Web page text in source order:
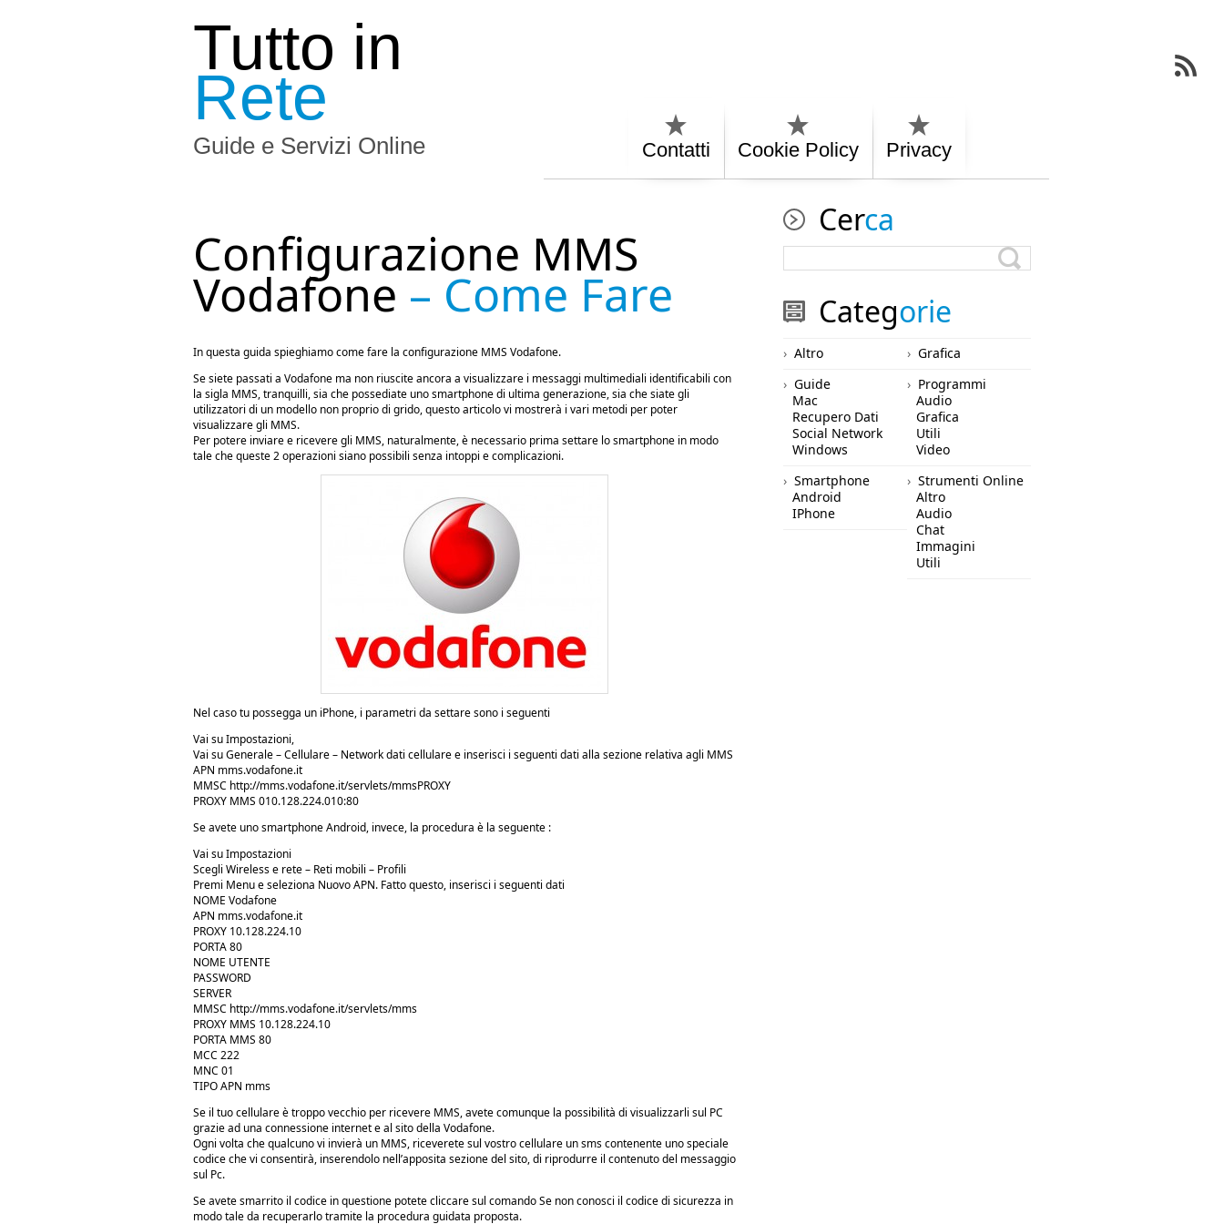
Tutto in
Rete
Guide e Servizi Online Contatti Cookie Policy Privacy
Configurazione MMS
Vodafone – Come Fare
In questa guida spieghiamo come fare la configurazione MMS Vodafone.
Se siete passati a Vodafone ma non riuscite ancora a visualizzare i messaggi multimediali identificabili con
la sigla MMS, tranquilli, sia che possediate uno smartphone di ultima generazione, sia che siate gli
utilizzatori di un modello non proprio di grido, questo articolo vi mostrerà i vari metodi per poter
visualizzare gli MMS.
Per potere inviare e ricevere gli MMS, naturalmente, è necessario prima settare lo smartphone in modo
tale che queste 2 operazioni siano possibili senza intoppi e complicazioni.
Nel caso tu possegga un iPhone, i parametri da settare sono i seguenti
Vai su Impostazioni,
Vai su Generale – Cellulare – Network dati cellulare e inserisci i seguenti dati alla sezione relativa agli MMS
APN mms.vodafone.it
MMSC http://mms.vodafone.it/servlets/mmsPROXY
PROXY MMS 010.128.224.010:80
Se avete uno smartphone Android, invece, la procedura è la seguente :
Vai su Impostazioni
Scegli Wireless e rete – Reti mobili – Profili
Premi Menu e seleziona Nuovo APN. Fatto questo, inserisci i seguenti dati
NOME Vodafone
APN mms.vodafone.it
PROXY 10.128.224.10
PORTA 80
NOME UTENTE
PASSWORD
SERVER
MMSC http://mms.vodafone.it/servlets/mms
PROXY MMS 10.128.224.10
PORTA MMS 80
MCC 222
MNC 01
TIPO APN mms
Se il tuo cellulare è troppo vecchio per ricevere MMS, avete comunque la possibilità di visualizzarli sul PC
grazie ad una connessione internet e al sito della Vodafone.
Ogni volta che qualcuno vi invierà un MMS, riceverete sul vostro cellulare un sms contenente uno speciale
codice che vi consentirà, inserendolo nell’apposita sezione del sito, di riprodurre il contenuto del messaggio
sul Pc.
Se avete smarrito il codice in questione potete cliccare sul comando Se non conosci il codice di sicurezza in
modo tale da recuperarlo tramite la procedura guidata proposta.
Cerca
Categorie
Altro
Grafica
Guide
Mac
Recupero Dati
Social Network
Windows
Programmi
Audio
Grafica
Utili
Video
Smartphone
Android
IPhone
Strumenti Online
Altro
Audio
Chat
Immagini
Utili